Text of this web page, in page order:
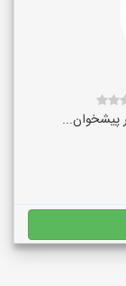
پیشخوان...